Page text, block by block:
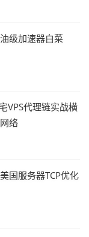
级加速器白菜
VPS代理链实战横
络
国服务器TCP优化